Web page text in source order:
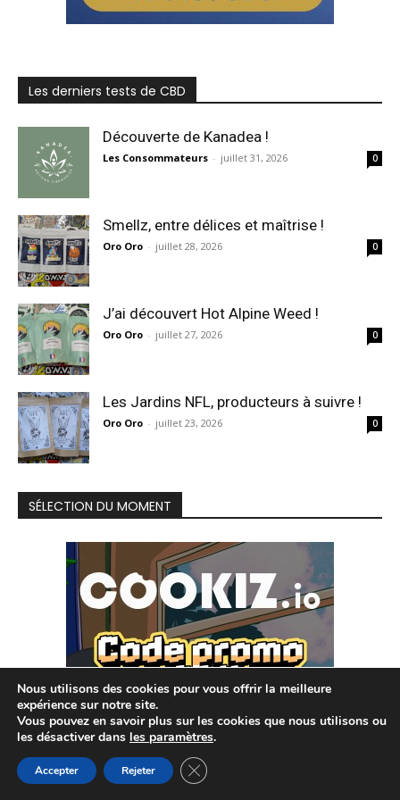
Les derniers tests de CBD
Découverte de Kanadea !
Les Consommateurs - juillet 31, 2026 0
Smellz, entre délices et maîtrise !
Oro Oro - juillet 28, 2026 0
J’ai découvert Hot Alpine Weed !
Oro Oro - juillet 27, 2026 0
Les Jardins NFL, producteurs à suivre !
Oro Oro - juillet 23, 2026 0
SÉLECTION DU MOMENT
Nous utilisons des cookies pour vous offrir la meilleure
expérience sur notre site.
Vous pouvez en savoir plus sur les cookies que nous utilisons ou
les désactiver dans les paramètres.
Accepter Rejeter Fermer la bannière des cookies